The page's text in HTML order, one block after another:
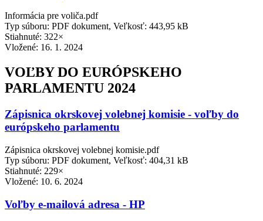
Informácia pre voliča.pdf
Typ súboru: PDF dokument, Veľkosť: 443,95 kB
Stiahnuté: 322×
Vložené: 16. 1. 2024
VOĽBY DO EURÓPSKEHO
PARLAMENTU 2024
Zápisnica okrskovej volebnej komisie - voľby do
európskeho parlamentu
Zápisnica okrskovej volebnej komisie.pdf
Typ súboru: PDF dokument, Veľkosť: 404,31 kB
Stiahnuté: 229×
Vložené: 10. 6. 2024
Voľby e-mailová adresa - HP